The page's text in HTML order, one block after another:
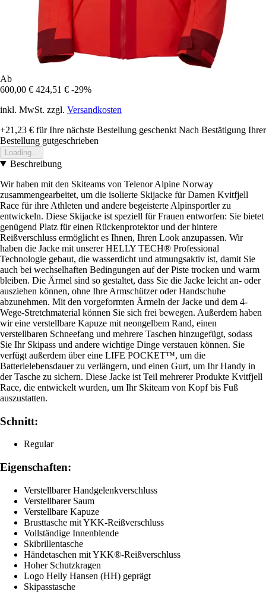
Ab
600,00 € 424,51 € -29%
inkl. MwSt. zzgl. Versandkosten
+21,23 € für Ihre nächste Bestellung geschenkt Nach Bestätigung Ihrer
Bestellung gutgeschrieben
Loading...
Beschreibung
Wir haben mit den Skiteams von Telenor Alpine Norway
zusammengearbeitet, um die isolierte Skijacke für Damen Kvitfjell
Race für ihre Athleten und andere begeisterte Alpinsportler zu
entwickeln. Diese Skijacke ist speziell für Frauen entworfen: Sie bietet
genügend Platz für einen Rückenprotektor und der hintere
Reißverschluss ermöglicht es Ihnen, Ihren Look anzupassen. Wir
haben die Jacke mit unserer HELLY TECH® Professional
Technologie gebaut, die wasserdicht und atmungsaktiv ist, damit Sie
auch bei wechselhaften Bedingungen auf der Piste trocken und warm
bleiben. Die Ärmel sind so gestaltet, dass Sie die Jacke leicht an- oder
ausziehen können, ohne Ihre Armschützer oder Handschuhe
abzunehmen. Mit den vorgeformten Ärmeln der Jacke und dem 4-
Wege-Stretchmaterial können Sie sich frei bewegen. Außerdem haben
wir eine verstellbare Kapuze mit neongelbem Rand, einen
verstellbaren Schneefang und mehrere Taschen hinzugefügt, sodass
Sie Ihr Skipass und andere wichtige Dinge verstauen können. Sie
verfügt außerdem über eine LIFE POCKET™, um die
Batterielebensdauer zu verlängern, und einen Gurt, um Ihr Handy in
der Tasche zu sichern. Diese Jacke ist Teil mehrerer Produkte Kvitfjell
Race, die entwickelt wurden, um Ihr Skiteam von Kopf bis Fuß
auszustatten.
Schnitt:
Regular
Eigenschaften:
Verstellbarer Handgelenkverschluss
Verstellbarer Saum
Verstellbare Kapuze
Brusttasche mit YKK-Reißverschluss
Vollständige Innenblende
Skibrillentasche
Händetaschen mit YKK®-Reißverschluss
Hoher Schutzkragen
Logo Helly Hansen (HH) geprägt
Skipasstasche